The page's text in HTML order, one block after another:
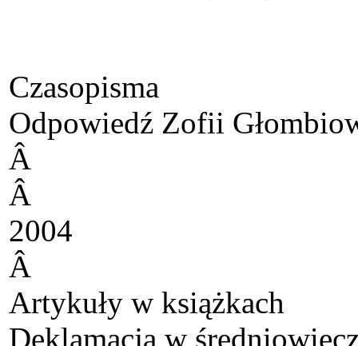
Czasopisma
Odpowiedź Zofii
Â
Â
2004
Â
Artykuły w książkach
Deklamacja w